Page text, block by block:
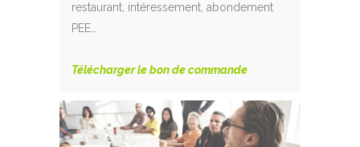
restaurant, intéressement, abondement
PEE…
Télécharger le bon de commande